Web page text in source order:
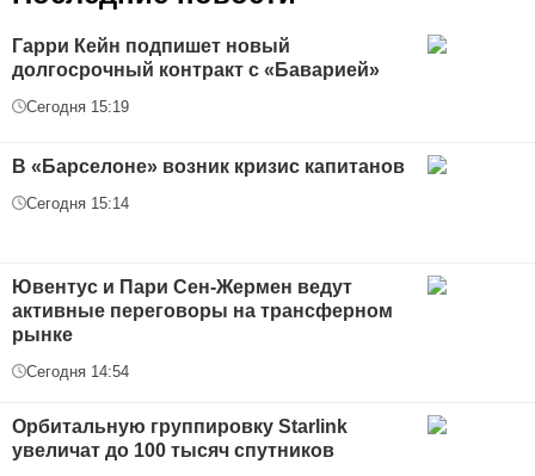
Гарри Кейн подпишет новый
долгосрочный контракт с «Баварией»
Сегодня 15:19
В «Барселоне» возник кризис капитанов
Сегодня 15:14
Ювентус и Пари Сен-Жермен ведут
активные переговоры на трансферном
рынке
Сегодня 14:54
Орбитальную группировку Starlink
увеличат до 100 тысяч спутников